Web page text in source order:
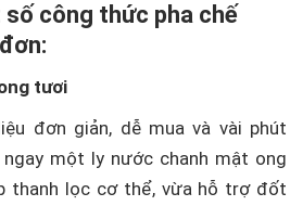
công thức pha chế
tươi
đơn giản, dễ mua và vài phút
một ly nước chanh mật ong
thanh lọc cơ thể, vừa hỗ trợ đốt